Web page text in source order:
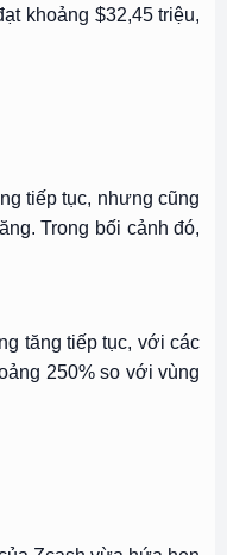
khoảng $32,45 triệu,
tiếp tục, nhưng cũng
Trong bối cảnh đó,
tăng tiếp tục, với các
250% so với vùng